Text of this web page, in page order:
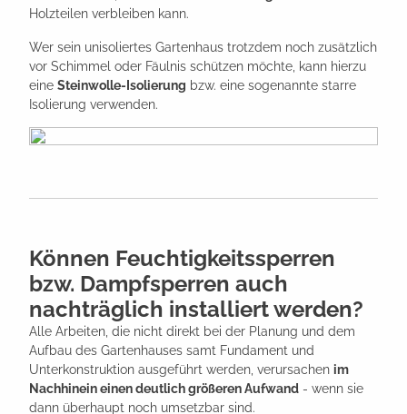
Holzteilen verbleiben kann.
Wer sein unisoliertes Gartenhaus trotzdem noch zusätzlich
vor Schimmel oder Fäulnis schützen möchte, kann hierzu
eine Steinwolle-Isolierung bzw. eine sogenannte starre
Isolierung verwenden.
Können Feuchtigkeitssperren
bzw. Dampfsperren auch
nachträglich installiert werden?
Alle Arbeiten, die nicht direkt bei der Planung und dem
Aufbau des Gartenhauses samt Fundament und
Unterkonstruktion ausgeführt werden, verursachen im
Nachhinein einen deutlich größeren Aufwand - wenn sie
dann überhaupt noch umsetzbar sind.